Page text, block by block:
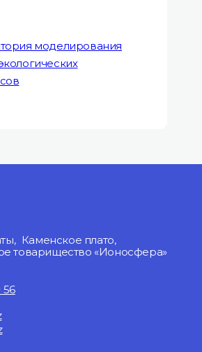
моделирования
Каменское плато,
товарищество «Ионосфера»
56